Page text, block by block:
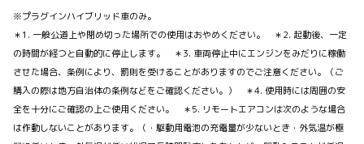
※プラグインハイブリッド車のみ。
＊1. 一般公道上や閉め切った場所での使用はおやめください。 ＊2. 起動後、一定
の時間が経つと自動的に停止します。 ＊3. 車両停止中にエンジンをみだりに稼働
させた場合、条例により、罰則を受けることがありますのでご注意ください。（ご
購入の際は地方自治体の条例などをご確認ください。） ＊4. 使用時には周囲の安
全を十分にご確認の上ご使用ください。 ＊5. リモートエアコンは次のような場合
は作動しないことがあります。（・駆動用電池の充電量が少ないとき・外気温が極